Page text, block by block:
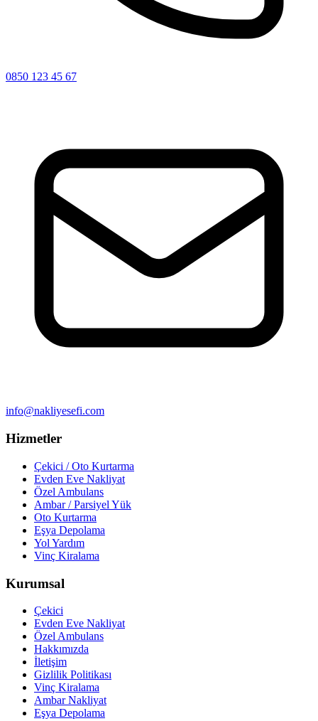
0850 123 45 67
info@nakliyesefi.com
Hizmetler
Çekici / Oto Kurtarma
Evden Eve Nakliyat
Özel Ambulans
Ambar / Parsiyel Yük
Oto Kurtarma
Eşya Depolama
Yol Yardım
Vinç Kiralama
Kurumsal
Çekici
Evden Eve Nakliyat
Özel Ambulans
Hakkımızda
İletişim
Gizlilik Politikası
Vinç Kiralama
Ambar Nakliyat
Eşya Depolama